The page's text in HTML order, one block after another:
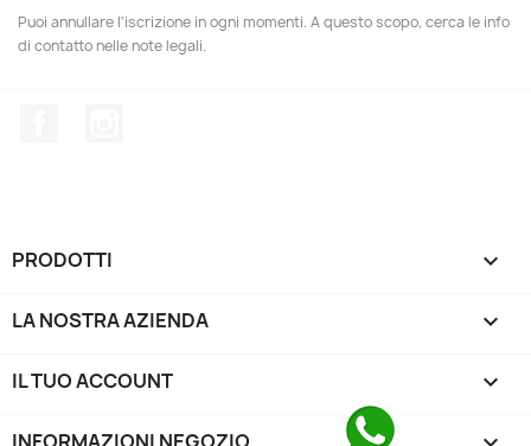
Puoi annullare l'iscrizione in ogni momenti. A questo scopo, cerca le info
di contatto nelle note legali.
PRODOTTI 
LA NOSTRA AZIENDA 
IL TUO ACCOUNT 